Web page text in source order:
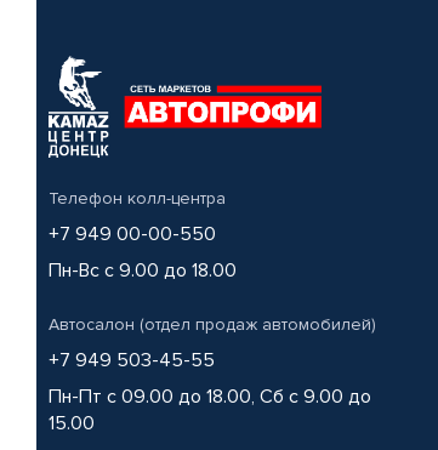
Телефон колл-центра
+7 949 00-00-550
Пн-Вс с 9.00 до 18.00
Автосалон (отдел продаж автомобилей)
+7 949 503-45-55
Пн-Пт с 09.00 до 18.00, Сб с 9.00 до
15.00